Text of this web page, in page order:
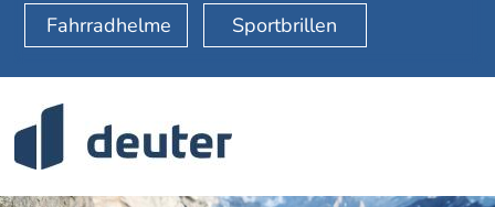
Fahrradhelme Sportbrillen